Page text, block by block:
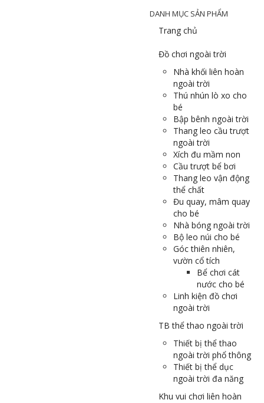
DANH MỤC SẢN PHẨM
Trang chủ
Đồ chơi ngoài trời
Nhà khối liên hoàn
ngoài trời
Thú nhún lò xo cho
bé
Bập bênh ngoài trời
Thang leo cầu trượt
ngoài trời
Xích đu mầm non
Cầu trượt bể bơi
Thang leo vận động
thể chất
Đu quay, mâm quay
cho bé
Nhà bóng ngoài trời
Bộ leo núi cho bé
Góc thiên nhiên,
vườn cổ tích
Bể chơi cát
nước cho bé
Linh kiện đồ chơi
ngoài trời
TB thể thao ngoài trời
Thiết bị thể thao
ngoài trời phổ thông
Thiết bị thể dục
ngoài trời đa năng
Khu vui chơi liên hoàn